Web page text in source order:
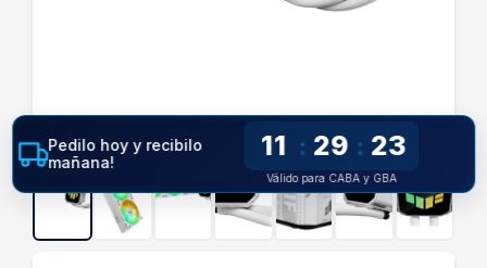
Pedilo hoy y recibilo
mañana!
11 : 29 : 22
Válido para CABA y GBA